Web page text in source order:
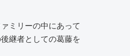
ミリーの中にあって
継者としての葛藤を